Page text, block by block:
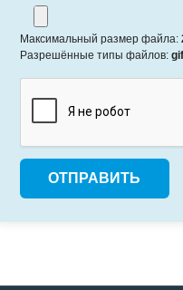
Максимальный размер файла:
Разрешённые типы файлов: